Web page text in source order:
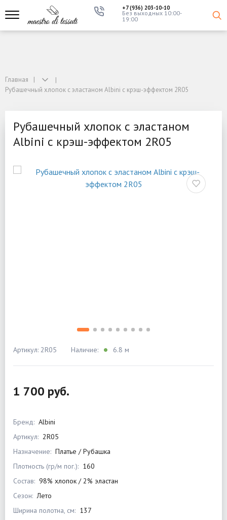
+7 (936) 203-10-10
Без выходных 10:00-
19:00
Главная
Рубашечный хлопок с эластаном Albini с крэш-эффектом 2R05
Рубашечный хлопок с эластаном
Albini с крэш-эффектом 2R05
Артикул: 2R05 Наличие: 6.8 м
1 700 руб.
Бренд: Albini
Артикул: 2R05
Назначение: Платье / Рубашка
Плотность (гр/м пог.): 160
Состав: 98% хлопок / 2% эластан
Сезон: Лето
Ширина полотна, см: 137